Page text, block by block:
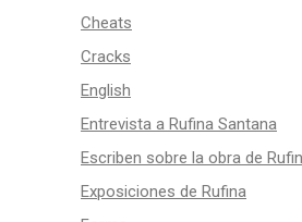
Cheats
Cracks
English
Entrevista a Rufina Santana
Escriben sobre la obra de
Exposiciones de Rufina